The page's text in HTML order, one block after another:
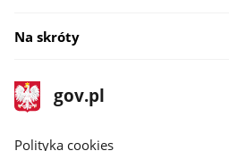
Na skróty
stopka
gov.pl
Strona
gov.pl
gov.pl
Polityka cookies